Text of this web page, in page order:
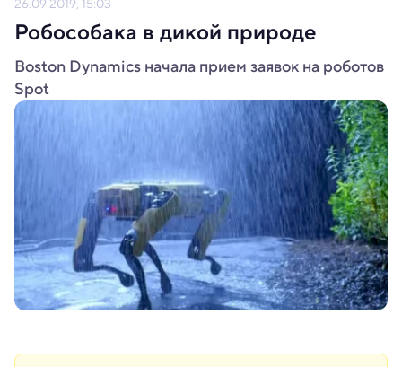
26.09.2019, 15:03
Робособака в дикой природе
Boston Dynamics начала прием заявок на роботов
Spot